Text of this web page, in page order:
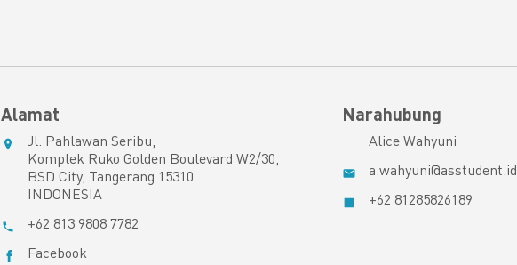
Alamat
Jl. Pahlawan Seribu,
Komplek Ruko Golden Boulevard W2/30,
BSD City, Tangerang 15310
INDONESIA
+62 813 9808 7782
Facebook
Narahubung
Alice Wahyuni
a.wahyuni@asstudent.id
+62 81285826189